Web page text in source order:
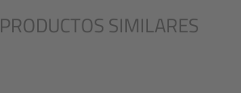
PRODUCTOS SIMILARES